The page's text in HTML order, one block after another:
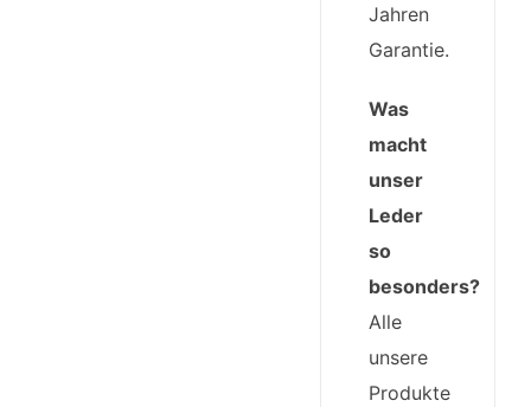
Jahren
Garantie.
Was
macht
unser
Leder
so
besonders?
Alle
unsere
Produkte